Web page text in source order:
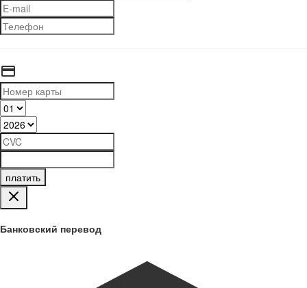
платить
Банковский перевод